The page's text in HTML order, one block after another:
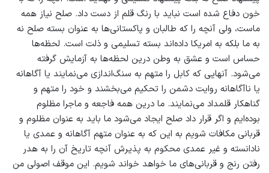
خون دفاع شده است نباید با رنگ قلم از دست داد. صلح نیاز همه
ماست، ولی آنچه را که طالبان و پاکستانی‌ها به عنوان بسته صلح نه
به ما بلکه به امریکا داده‌اند بسته تسلیمی و ذلت است. لحظه‌ها
حساس است و عشق به وطن درین لحظه‌ها به آزمایش گرفته
می‌شود. آنهایی که کابل را متهم به سنگ‌اندازی می‌نمایند یا آگاهانه
یا نا‌آگاهانه روایت دشمن را تحکیم می‌بخشند و خود را متهم و
گناهکار قلمداد می‌نمایند. ما درین همه فاجعه و ماجرا مظلوم
بوده‌ایم و اگر قرار داد صلح ایجاد می‌شود ما باید به عنوان مظلوم و
قربانی مکافات شویم به این که به عنوان متهم آگاهانه و عمدی یا
نادانسته و غیر عمدی محکوم به پذیرش آنچه تاریخ آن را به هدر
رفتن رنج و قربانی‌های ما خواهد خواند شویم. این موقف اصولی من